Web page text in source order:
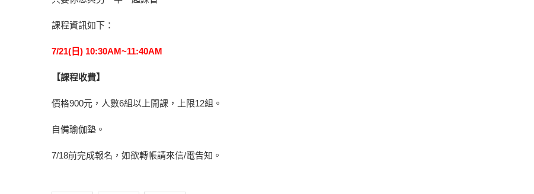
課程資訊如下：
7/21(日) 10:30AM~11:40AM
【課程收費】
價格900元，人數6組以上開課，上限12組。
自備瑜伽墊。
7/18前完成報名，如欲轉帳請來信/電告知。